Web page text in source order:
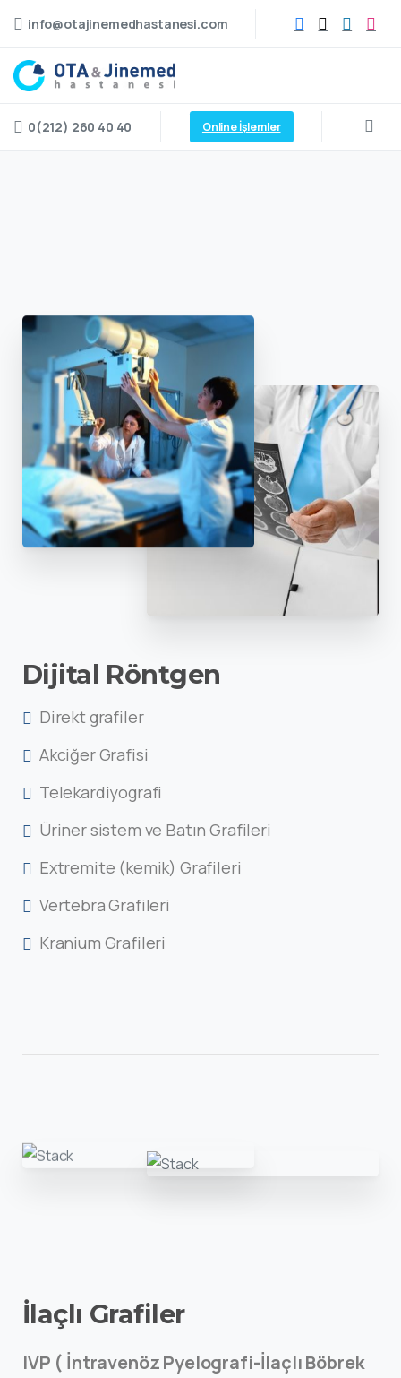
info@otajinemedhastanesi.com
0(212) 260 40 40 Online İşlemler
Dijital Röntgen
Direkt grafiler
Akciğer Grafisi
Telekardiyografi
Üriner sistem ve Batın Grafileri
Extremite (kemik) Grafileri
Vertebra Grafileri
Kranium Grafileri
İlaçlı Grafiler
IVP ( İntravenöz Pyelografi-İlaçlı Böbrek